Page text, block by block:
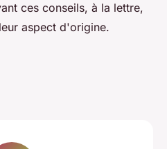
ces conseils, à la lettre,
aspect d'origine.